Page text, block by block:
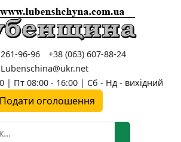
96-96
+38 (063) 607-88-24
Lubenschina@ukr.net
| Пт 08:00 - 16:00 | Сб - Нд - вихідний
Подати оголошення